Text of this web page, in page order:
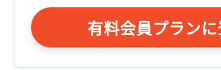
有料会員プラン